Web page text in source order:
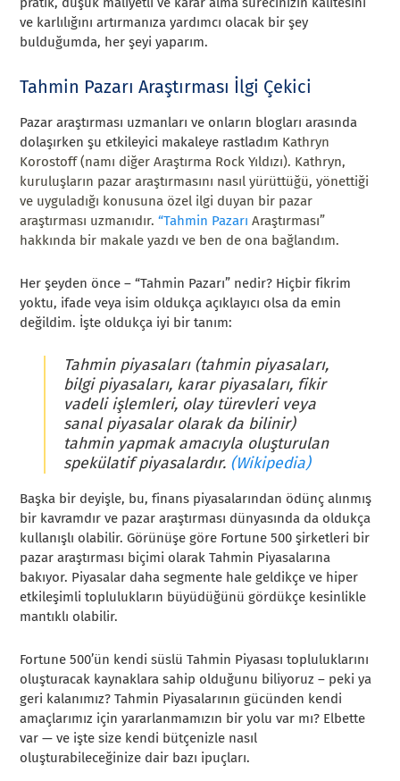
ve karlılığını artırmanıza yardımcı olacak bir şey
bulduğumda, her şeyi yaparım.
Tahmin Pazarı Araştırması İlgi Çekici
Pazar araştırması uzmanları ve onların blogları arasında
dolaşırken şu etkileyici makaleye rastladım Kathryn
Korostoff (namı diğer Araştırma Rock Yıldızı). Kathryn,
kuruluşların pazar araştırmasını nasıl yürüttüğü, yönettiği
ve uyguladığı konusuna özel ilgi duyan bir pazar
araştırması uzmanıdır.“Tahmin PazarıAraştırması”
hakkında bir makale yazdı ve ben de ona bağlandım.
Her şeyden önce – “Tahmin Pazarı” nedir? Hiçbir fikrim
yoktu, ifade veya isim oldukça açıklayıcı olsa da emin
değildim. İşte oldukça iyi bir tanım:
Tahmin piyasaları (tahmin piyasaları,
bilgi piyasaları, karar piyasaları, fikir
vadeli işlemleri, olay türevleri veya
sanal piyasalar olarak da bilinir)
tahmin yapmak amacıyla oluşturulan
spekülatif piyasalardır.(Wikipedia)
Başka bir deyişle, bu, finans piyasalarından ödünç alınmış
bir kavramdır ve pazar araştırması dünyasında da oldukça
kullanışlı olabilir. Görünüşe göre Fortune 500 şirketleri bir
pazar araştırması biçimi olarak Tahmin Piyasalarına
bakıyor. Piyasalar daha segmente hale geldikçe ve hiper
etkileşimli toplulukların büyüdüğünü gördükçe kesinlikle
mantıklı olabilir.
Fortune 500’ün kendi süslü Tahmin Piyasası topluluklarını
oluşturacak kaynaklara sahip olduğunu biliyoruz – peki ya
geri kalanımız? Tahmin Piyasalarının gücünden kendi
amaçlarımız için yararlanmamızın bir yolu var mı? Elbette
var — ve işte size kendi bütçenizle nasıl
oluşturabileceğinize dair bazı ipuçları.